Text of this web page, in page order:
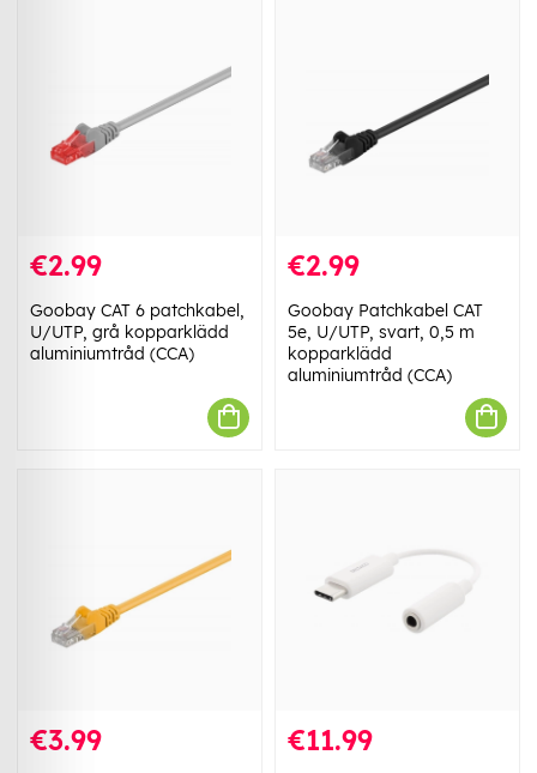
€2.99
Goobay CAT 6 patchkabel,
U/UTP, grå kopparklädd
aluminiumtråd (CCA)
€2.99
Goobay Patchkabel CAT
5e, U/UTP, svart, 0,5 m
kopparklädd
aluminiumtråd (CCA)
€3.99 €11.99